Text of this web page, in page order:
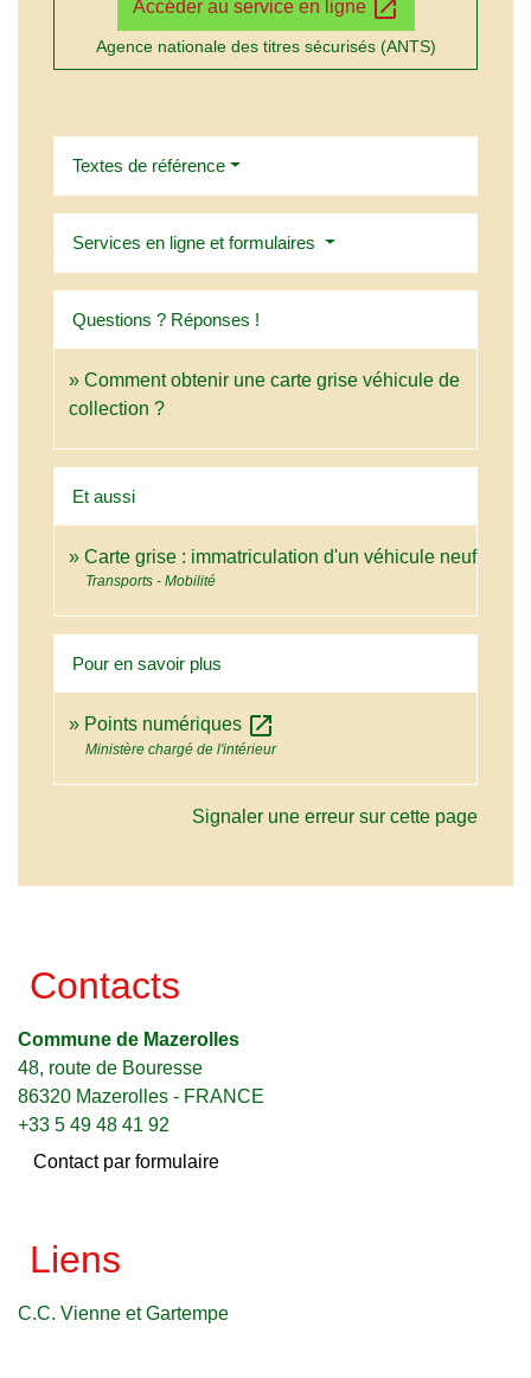
Accéder au service en ligne open_in_new
Agence nationale des titres sécurisés (ANTS)
Textes de référence
Services en ligne et formulaires
Questions ? Réponses !
Comment obtenir une carte grise véhicule de
collection ?
Et aussi
Carte grise : immatriculation d'un véhicule neuf
Transports - Mobilité
Pour en savoir plus
Points numériques open_in_new
Ministère chargé de l'intérieur
Signaler une erreur sur cette page
Contacts
Commune de Mazerolles
48, route de Bouresse
86320 Mazerolles - FRANCE
+33 5 49 48 41 92
Contact par formulaire
Liens
C.C. Vienne et Gartempe